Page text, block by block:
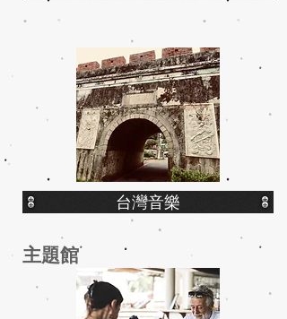
台灣音樂
​主題館